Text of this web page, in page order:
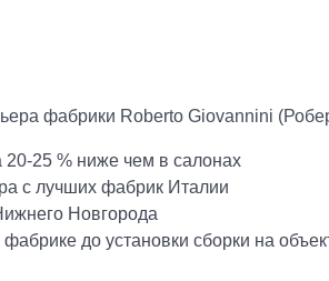
фабрики Roberto Giovannini
25 % ниже чем в салонах
с лучших фабрик Италии
Новгорода
до установки сборки на